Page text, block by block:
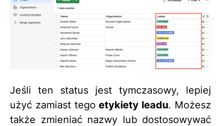
Jeśli ten status jest tymczasowy, lepiej
użyć zamiast tegoetykiety leadu. Możesz
także zmieniać nazwy lub dostosowywać